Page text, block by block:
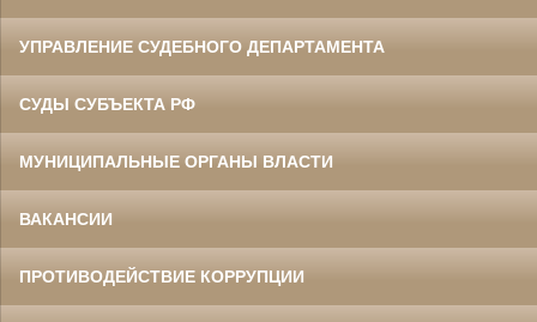
УПРАВЛЕНИЕ СУДЕБНОГО ДЕПАРТАМЕНТА
СУДЫ СУБЪЕКТА РФ
МУНИЦИПАЛЬНЫЕ ОРГАНЫ ВЛАСТИ
ВАКАНСИИ
ПРОТИВОДЕЙСТВИЕ КОРРУПЦИИ